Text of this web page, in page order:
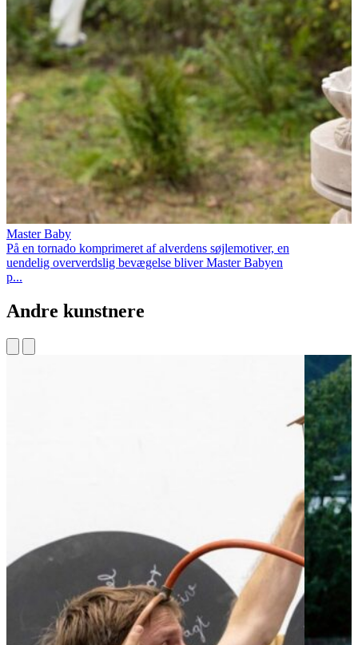
Master Baby
På en tornado komprimeret af alverdens søjlemotiver, en
uendelig oververdslig bevægelse bliver Master Babyen
p...
Andre kunstnere